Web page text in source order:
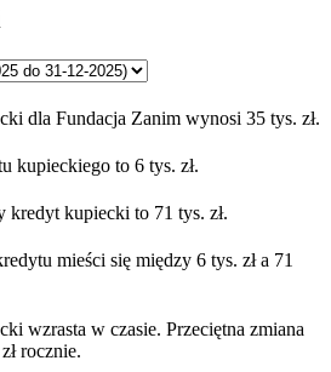
dla Fundacja Zanim wynosi 35 tys. zł.
kupieckiego to 6 tys. zł.
kredyt kupiecki to 71 tys. zł.
mieści się między 6 tys. zł a 71
wzrasta w czasie. Przeciętna zmiana
rocznie.